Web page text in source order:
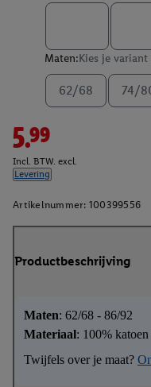
Maten:Kies je variant
62/68 74/
5.99
Incl. BTW. excl.
Levering
Artikelnummer: 100399556
Productbeschrijving
Maten: 62/68 - 86/92
Materiaal: 100% katoen
Twijfels over je maat?